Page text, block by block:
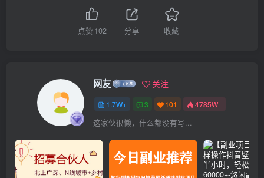
点赞 102 分享 收藏
网友 关注
1.7W+ 3 101 4785W+
这家伙很懒，什么都没有写...